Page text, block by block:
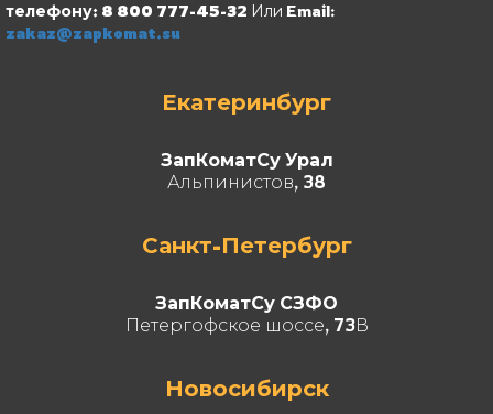
телефону: 8 800 777-45-32 Или Email:
zakaz@zapkomat.su
Екатеринбург
ЗапКоматСу Урал
Альпинистов, 38
Санкт-Петербург
ЗапКоматСу СЗФО
Петергофское шоссе, 73В
Новосибирск